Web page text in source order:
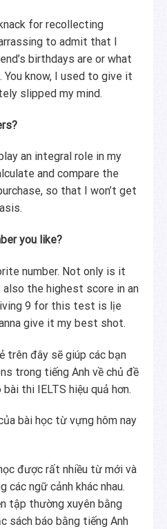
for recollecting
to admit that I
birthdays are or what
You know, I used to give it
slipped my mind.
an integral role in my
and compare the
so that I won’t get
you like?
number. Not only is it
the highest score in an
9 for this test is lịe
give it my best shot.
trên đây sẽ giúp các bạn
trong tiếng Anh về chủ đề
thi IELTS hiệu quả hơn.
bài học từ vựng hôm nay
được rất nhiều từ mới và
các ngữ cảnh khác nhau.
tập thường xuyên bằng
sách báo bằng tiếng Anh